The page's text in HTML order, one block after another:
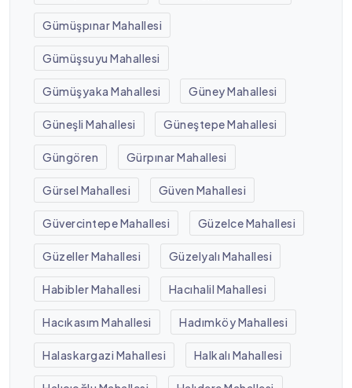
Gümüşpınar Mahallesi
Gümüşsuyu Mahallesi
Gümüşyaka Mahallesi Güney Mahallesi
Güneşli Mahallesi Güneştepe Mahallesi
Güngören Gürpınar Mahallesi
Gürsel Mahallesi Güven Mahallesi
Güvercintepe Mahallesi Güzelce Mahallesi
Güzeller Mahallesi Güzelyalı Mahallesi
Habibler Mahallesi Hacıhalil Mahallesi
Hacıkasım Mahallesi Hadımköy Mahallesi
Halaskargazi Mahallesi Halkalı Mahallesi